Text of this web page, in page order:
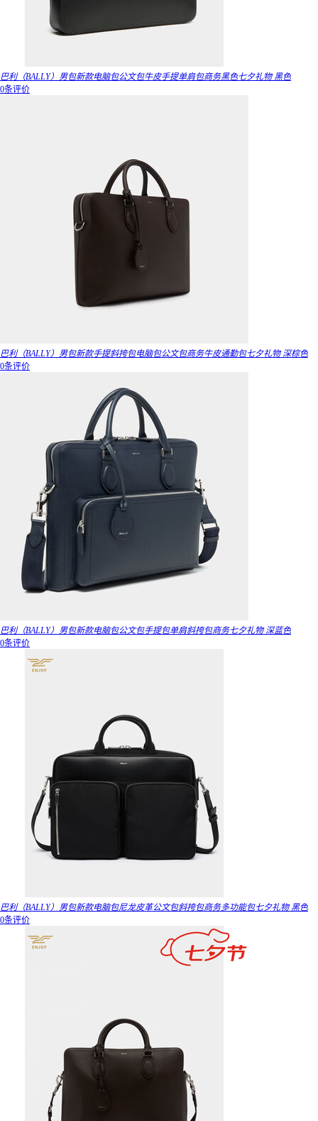
巴利（BALLY）男包新款电脑包公文包牛皮手提单肩包商务黑色七夕礼物 黑色
0条评价
巴利（BALLY）男包新款手提斜挎包电脑包公文包商务牛皮通勤包七夕礼物 深棕色
0条评价
巴利（BALLY）男包新款电脑包公文包手提包单肩斜挎包商务七夕礼物 深蓝色
0条评价
巴利（BALLY）男包新款电脑包尼龙皮革公文包斜挎包商务多功能包七夕礼物 黑色
0条评价